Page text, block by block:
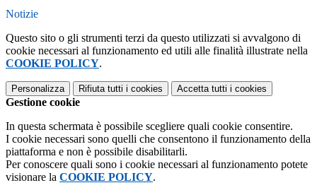
Notizie
Questo sito o gli strumenti terzi da questo utilizzati si avvalgono di
cookie necessari al funzionamento ed utili alle finalità illustrate nella
COOKIE POLICY.
Personalizza Rifiuta tutti i cookies Accetta tutti i cookies
Gestione cookie
In questa schermata è possibile scegliere quali cookie consentire.
I cookie necessari sono quelli che consentono il funzionamento della
piattaforma e non è possibile disabilitarli.
Per conoscere quali sono i cookie necessari al funzionamento potete
visionare la COOKIE POLICY.